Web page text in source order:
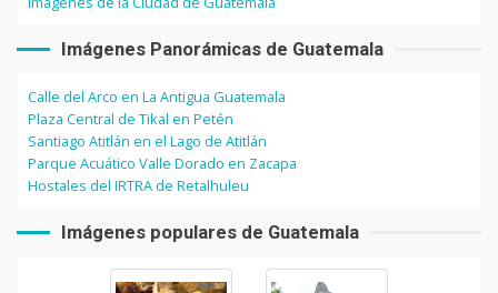
Imágenes Panorámicas de Guatemala
Calle del Arco en La Antigua Guatemala
Plaza Central de Tikal en Petén
Santiago Atitlán en el Lago de Atitlán
Parque Acuático Valle Dorado en Zacapa
Hostales del IRTRA de Retalhuleu
Imágenes populares de Guatemala